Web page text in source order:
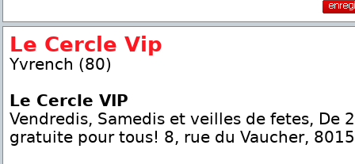
Le Cercle Vip
Yvrench (80)
Le Cercle VIP
Vendredis, Samedis et veilles de fetes, De
gratuite pour tous! 8, rue du Vaucher,